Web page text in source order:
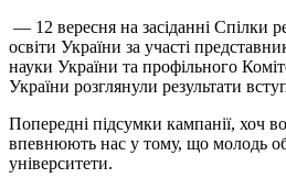
— 12 вересня на засіданні Спілки
освіти України за участі
науки України та профільного
України розглянули результати
Попередні підсумки кампанії, хоч
впевнюють нас у тому, що молодь
університети.